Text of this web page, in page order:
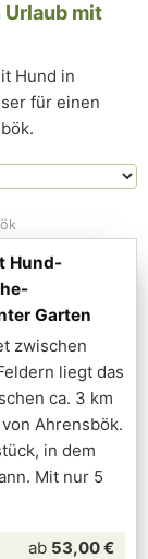
mit
Hund in
für einen
Hund-
Garten
zwischen
liegt das
ca. 3 km
Ahrensbök.
in dem
Mit nur 5
ab 53,00 €